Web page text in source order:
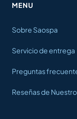
MENU
Sobre Saospa
Servicio de entrega
Preguntas
Reseñas de